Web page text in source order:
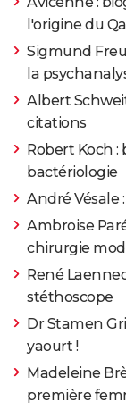
l'origine du
Sigmund
la
Albert
citations
Robert Koch
bactériologie
André Vésale
Ambroise
chirurgie
René
stéthoscope
Dr Stamen
yaourt !
Madeleine
première